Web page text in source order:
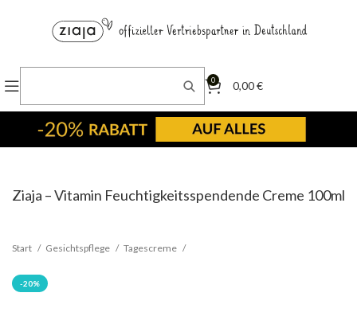
0 0,00€
Ziaja – Vitamin Feuchtigkeitsspendende Creme 100ml
Start Gesichtspflege Tagescreme
-20%